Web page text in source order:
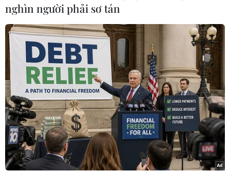
Ronaldo dẫn bé gái khuyết tật ra sân trước trận đấu.
nghìn người phải sơ tán